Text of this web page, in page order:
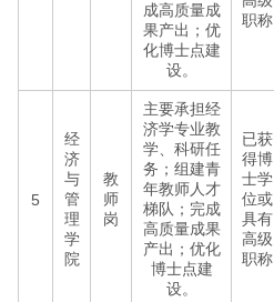
成高质量成
果产出；优
化博士点建
设。
职称
5
经
济
与
管
理
学
院
教
师
岗
主要承担经
济学专业教
学、科研任
务；组建青
年教师人才
梯队；完成
高质量成果
产出；优化
博士点建
设。
已获
得博
士学
位或
具有
高级
职称